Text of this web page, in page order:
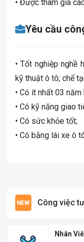
• Được tham gia
Yêu cầu
• Tốt nghiệp nghề
kỹ thuật ô tô; chế
• Có ít nhất 03
• Có kỹ năng giao
• Có sức khỏe tốt;
• Có bằng lái xe ô
Công việc
Nhân